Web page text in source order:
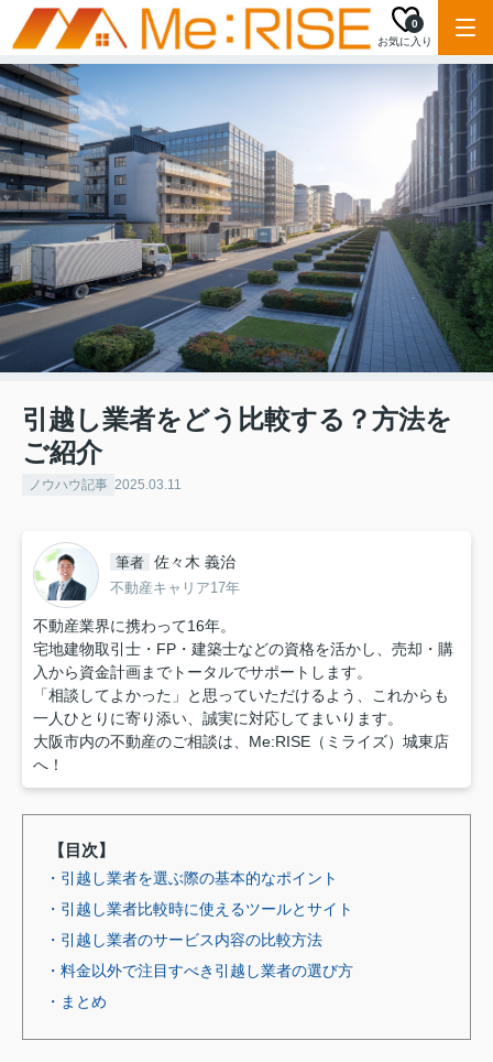
お気に入り
0
引越し業者をどう比較する？方法を
ご紹介
ノウハウ記事 2025.03.11
筆者 佐々木 義治
不動産キャリア17年
不動産業界に携わって16年。
宅地建物取引士・FP・建築士などの資格を活かし、売却・購
入から資金計画までトータルでサポートします。
「相談してよかった」と思っていただけるよう、これからも
一人ひとりに寄り添い、誠実に対応してまいります。
大阪市内の不動産のご相談は、Me:RISE（ミライズ）城東店
へ！
【目次】
・引越し業者を選ぶ際の基本的なポイント
・引越し業者比較時に使えるツールとサイト
・引越し業者のサービス内容の比較方法
・料金以外で注目すべき引越し業者の選び方
・まとめ